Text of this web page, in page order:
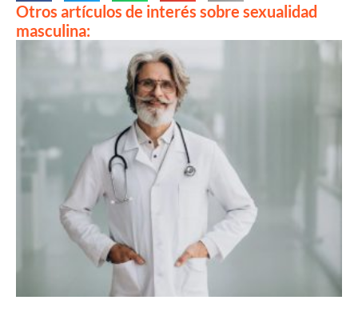
Otros artículos de interés sobre sexualidad
masculina: